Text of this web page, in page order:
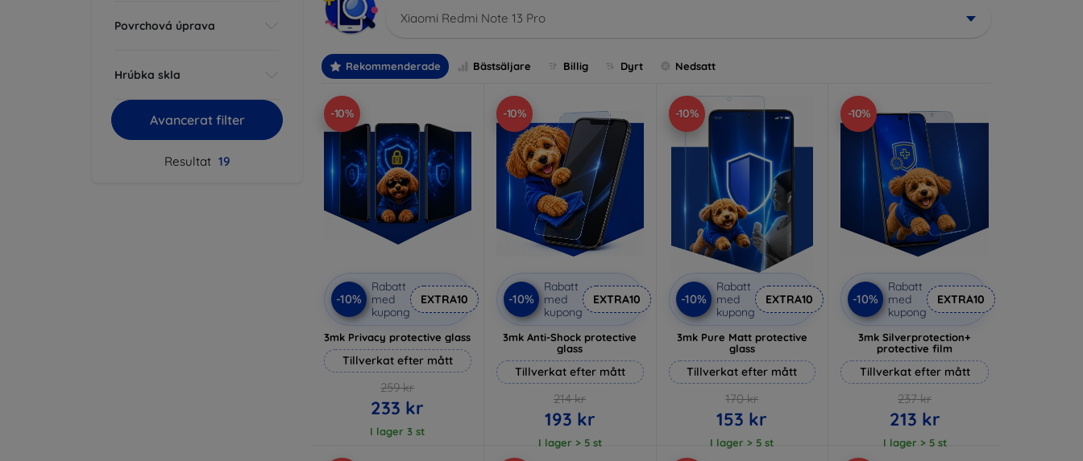
Povrchová úprava
Hrúbka skla
Avancerat filter
Resultat 19
Xiaomi Redmi Note 13 Pro
Rekommenderade Bästsäljare Billig Dyrt Nedsatt
-10%
-10%
Rabatt
med
kupong
EXTRA10
3mk Privacy protective glass
Tillverkat efter mått
259 kr
233 kr
I lager 3 st
-10%
-10%
Rabatt
med
kupong
EXTRA10
3mk Anti-Shock protective
glass
Tillverkat efter mått
214 kr
193 kr
I lager > 5 st
-10%
-10%
Rabatt
med
kupong
EXTRA10
3mk Pure Matt protective
glass
Tillverkat efter mått
170 kr
153 kr
I lager > 5 st
-10%
-10%
Rabatt
med
kupong
EXTRA10
3mk Silverprotection+
protective film
Tillverkat efter mått
237 kr
213 kr
I lager > 5 st